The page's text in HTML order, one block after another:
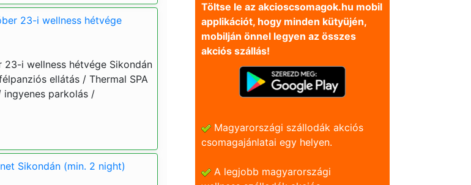
23-i wellness hétvége
i wellness hétvége Sikondán
ellátás / Thermal SPA
parkolás /
Sikondán (min. 2 night)
Töltse le az akcioscsomagok.hu mobil
applikációt, hogy minden kütyüjén,
mobilján önnel legyen az összes
akciós szállás!
Magyarországi szállodák akciós
csomagajánlatai egy helyen.
A legjobb magyarországi